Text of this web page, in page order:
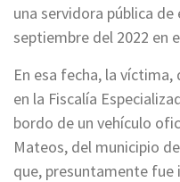
una servidora pública
septiembre del 2022 en
En esa fecha, la
en la Fiscalía
bordo de un vehículo
Mateos, del municipio
que, presuntamente